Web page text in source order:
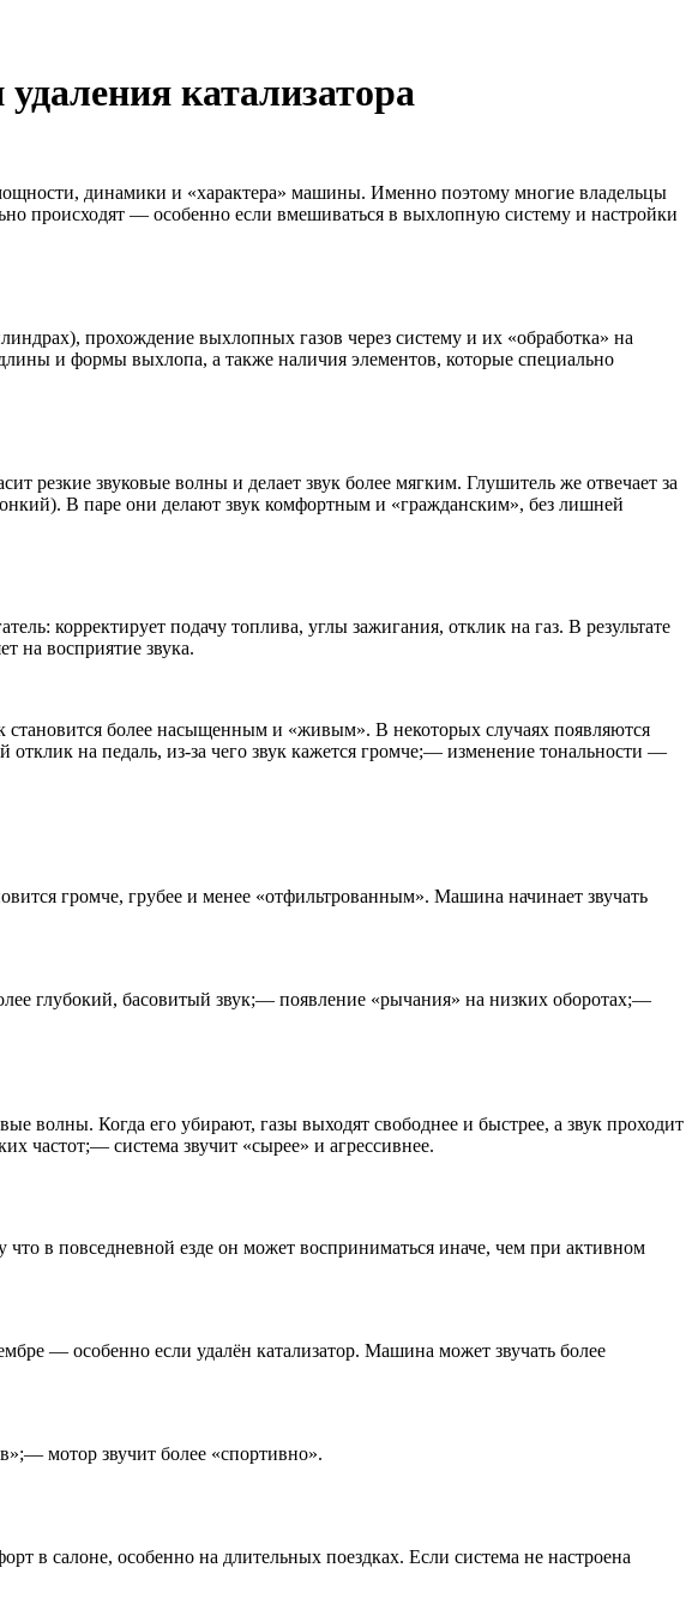
катализатора
динамики и «характера» машины. Именно поэтому многие владельцы
происходят — особенно если вмешиваться в выхлопную систему и настройки
прохождение выхлопных газов через систему и их «обработка» на
и формы выхлопа, а также наличия элементов, которые специально
резкие звуковые волны и делает звук более мягким. Глушитель же отвечает за
В паре они делают звук комфортным и «гражданским», без лишней
корректирует подачу топлива, углы зажигания, отклик на газ. В результате
на восприятие звука.
более насыщенным и «живым». В некоторых случаях появляются
на педаль, из-за чего звук кажется громче;— изменение тональности —
громче, грубее и менее «отфильтрованным». Машина начинает звучать
глубокий, басовитый звук;— появление «рычания» на низких оборотах;—
волны. Когда его убирают, газы выходят свободнее и быстрее, а звук проходит
частот;— система звучит «сырее» и агрессивнее.
в повседневной езде он может восприниматься иначе, чем при активном
— особенно если удалён катализатор. Машина может звучать более
мотор звучит более «спортивно».
салоне, особенно на длительных поездках. Если система не настроена